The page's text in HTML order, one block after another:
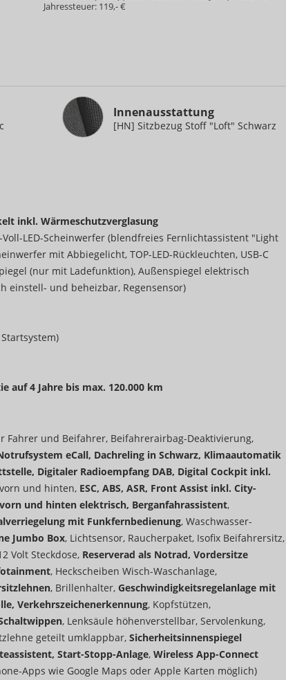
Jahressteuer: 119,- €
Innenausstattung
Innenausstattung
[HN] Sitzbezug Stoff "Loft" Schwarz
inkl. Wärmeschutzverglasung
LED-Scheinwerfer (blendfreies Fernlichtassistent "Light
mit Abbiegelicht, TOP-LED-Rückleuchten, USB-C
(nur mit Ladefunktion), Außenspiegel elektrisch
einstell- und beheizbar, Regensensor)
auf 4 Jahre bis max. 120.000 km
Fahrer und Beifahrer, Beifahrerairbag-Deaktivierung,
eCall, Dachreling in Schwarz, Klimaautomatik
Digitaler Radioempfang DAB, Digital Cockpit inkl.
und hinten, ESC, ABS, ASR, Front Assist inkl. City-
und hinten elektrisch, Berganfahrassistent,
mit Funkfernbedienung, Waschwasser-
Jumbo Box, Lichtsensor, Raucherpaket, Isofix Beifahrersitz,
Volt Steckdose, Reserverad als Notrad, Vordersitze
, Heckscheiben Wisch-Waschanlage,
, Brillenhalter, Geschwindigkeitsregelanlage mit
Verkehrszeichenerkennung, Kopfstützen,
, Lenksäule höhenverstellbar, Servolenkung,
geteilt umklappbar, Sicherheitsinnenspiegel
Start-Stopp-Anlage, Wireless App-Connect
Apps wie Google Maps oder Apple Karten möglich)